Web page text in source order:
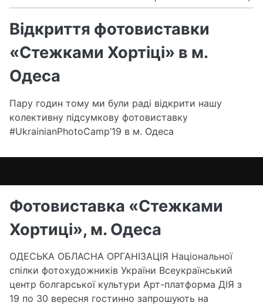
Відкриття фотовиставки
«Стежками Хортіцi» в м.
Одеса
Пару годин тому ми були раді відкрити нашу
колективну підсумкову фотовиставку
#UkrainianPhotoCamp’19 в м. Одеса
Фотовиставка «Стежками
Хортиці», м. Одеса
ОДЕСЬКА ОБЛАСНА ОРГАНІЗАЦІЯ Національної
спілки фотохудожників України Всеукраїнський
центр болгарської культури Арт-платформа ДІЯ з
19 по 30 вересня гостинно запрошують на